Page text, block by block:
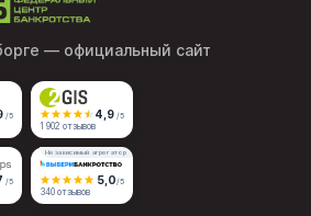
— официальный сайт
/5 4,9 /5
1 902 отзывов
/5
Независимый агрегатор
5,0/5
340 отзывов